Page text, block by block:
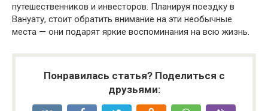
путешественников и инвесторов. Планируя поездку в
Вануату, стоит обратить внимание на эти необычные
места — они подарят яркие воспоминания на всю жизнь.
Понравилась статья? Поделиться с
друзьями: